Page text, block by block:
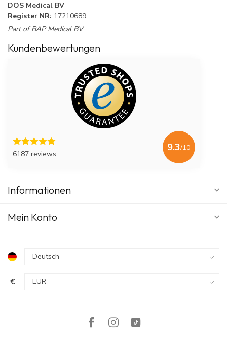
DOS Medical BV
Register NR: 17210689
Part of BAP Medical BV
Kundenbewertungen
6187 reviews
9.3/10
Informationen
Mein Konto
€